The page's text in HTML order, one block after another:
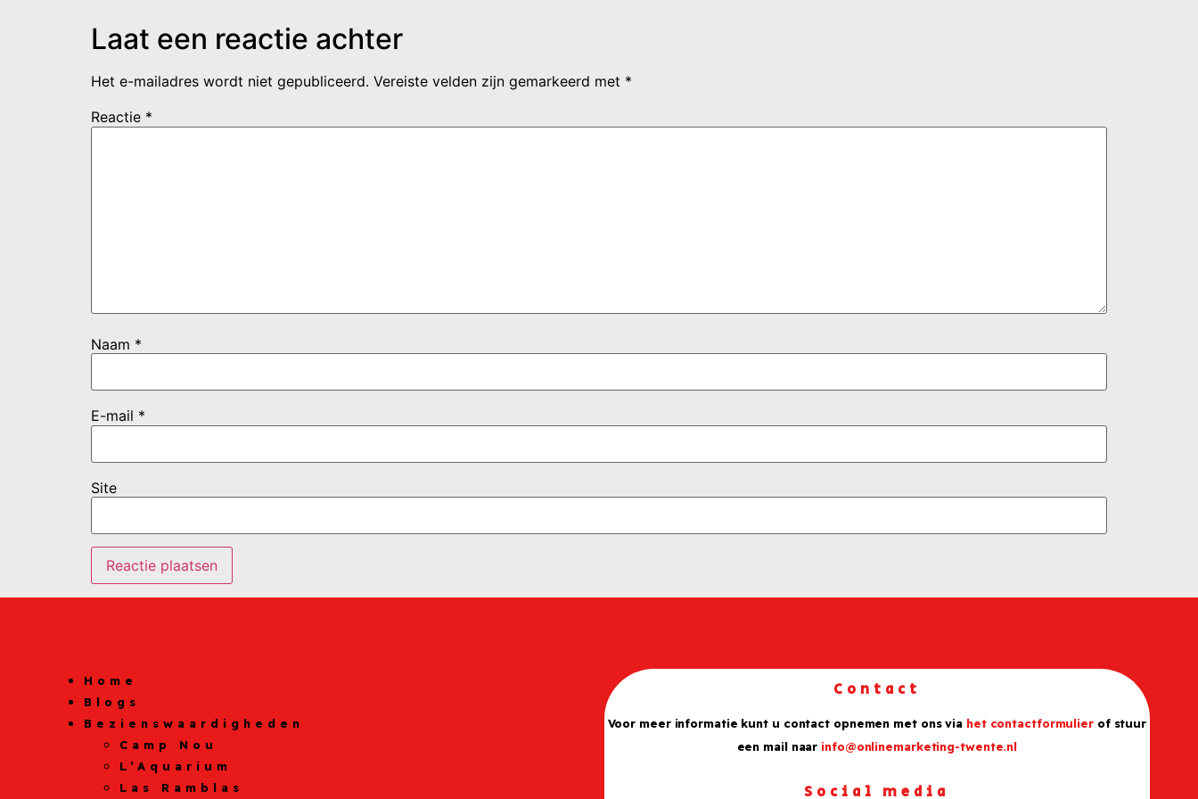
Laat een reactie achter
Het e-mailadres wordt niet gepubliceerd. Vereiste velden zijn gemarkeerd met *
Reactie *
Naam *
E-mail *
Site
Home
Blogs
Bezienswaardigheden
Camp Nou
L’Aquarium
Las Ramblas
Contact
Voor meer informatie kunt u contact opnemen met ons via het contactformulierof stuur
een mail naar info@onlinemarketing-twente.nl
Social media